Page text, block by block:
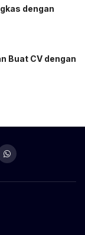
dengan
Buat CV dengan